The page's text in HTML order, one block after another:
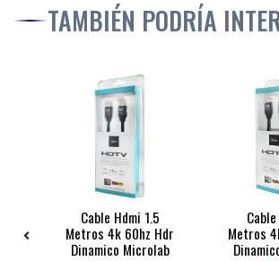
TAMBIÉN PODRÍA
Cable Hdmi 1.5
Metros 4k 60hz Hdr
Dinamico Microlab
Metros